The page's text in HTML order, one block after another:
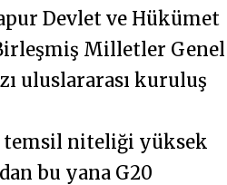
Devlet ve Hükümet
Milletler Genel
uluslararası kuruluş
temsil niteliği yüksek
bu yana G20